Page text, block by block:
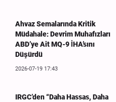
Ahvaz Semalarında Kritik
Müdahale: Devrim Muhafızları
ABD’ye Ait MQ-9 İHA’sını
Düşürdü
2026-07-19 17:43
IRGC’den “Daha Hassas, Daha